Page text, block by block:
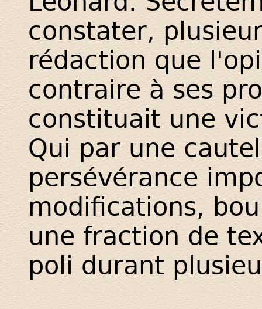
constater,
rédaction que
contraire à ses
constituait une
Qui par une
persévérance
modifications,
une fraction de
poli durant